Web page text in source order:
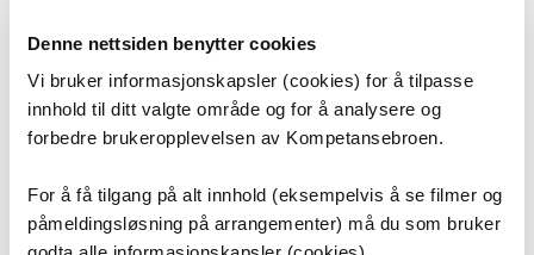
Denne nettsiden benytter cookies
Vi bruker informasjonskapsler (cookies) for å tilpasse
innhold til ditt valgte område og for å analysere og
forbedre brukeropplevelsen av Kompetansebroen.
For å få tilgang på alt innhold (eksempelvis å se filmer og
påmeldingsløsning på arrangementer) må du som bruker